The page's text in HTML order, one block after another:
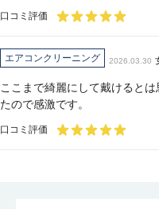
口コミ評価
エアコンクリーニング 2026.03.30
ここまで綺麗にして戴けるとは
たので感激です。
口コミ評価